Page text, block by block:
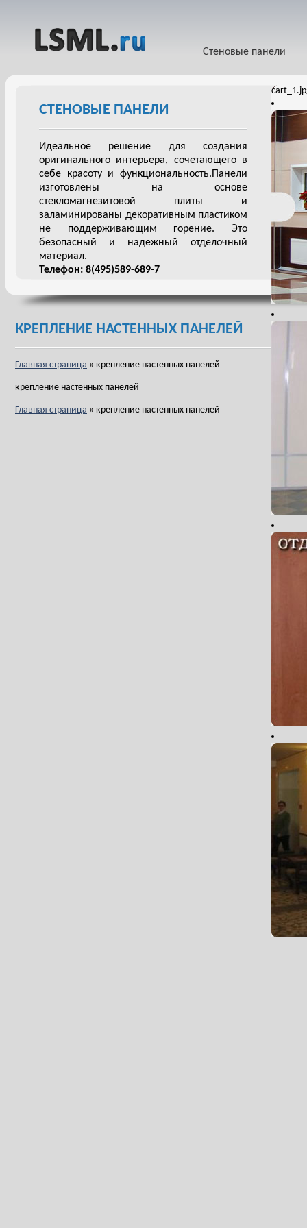
Стеновые панели
СТЕНОВЫЕ ПАНЕЛИ
Идеальное решение для создания
оригинального интерьера, сочетающего в
себе красоту и функциональность.Панели
изготовлены на основе
стекломагнезитовой плиты и
заламинированы декоративным пластиком
не поддерживающим горение. Это
безопасный и надежный отделочный
материал.
Телефон: 8(495)589-689-7
КРЕПЛЕНИЕ НАСТЕННЫХ ПАНЕЛЕЙ
Главная страница » крепление настенных панелей
крепление настенных панелей
Главная страница » крепление настенных панелей